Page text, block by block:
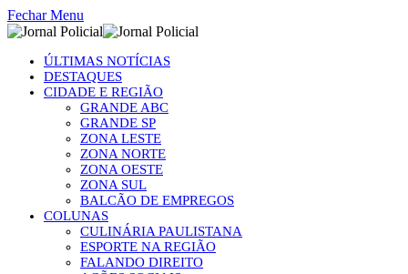
Fechar Menu
ÚLTIMAS NOTÍCIAS
DESTAQUES
CIDADE E REGIÃO
GRANDE ABC
GRANDE SP
ZONA LESTE
ZONA NORTE
ZONA OESTE
ZONA SUL
BALCÃO DE EMPREGOS
COLUNAS
CULINÁRIA PAULISTANA
ESPORTE NA REGIÃO
FALANDO DIREITO